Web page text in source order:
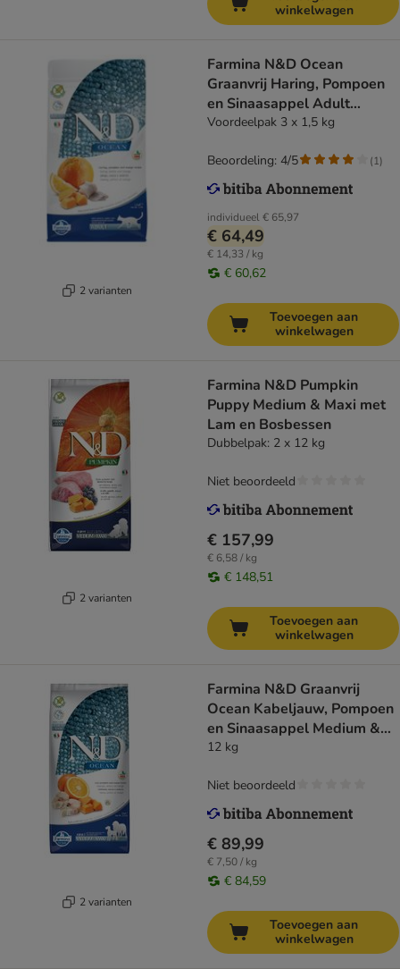
winkelwagen
2 varianten
Farmina N&D Ocean
Graanvrij Haring, Pompoen
en Sinaasappel Adult
Kattenvoer
Voordeelpak 3 x 1,5 kg
individueel€ 65,97
€ 64,49
€ 14,33 / kg
€ 60,62
Beoordeling: 4/5 (1)
Toevoegen aan
winkelwagen
2 varianten
Farmina N&D Pumpkin
Puppy Medium & Maxi met
Lam en Bosbessen
Dubbelpak: 2 x 12 kg
€ 157,99
€ 6,58 / kg
€ 148,51
Niet beoordeeld
Toevoegen aan
winkelwagen
2 varianten
Farmina N&D Graanvrij
Ocean Kabeljauw, Pompoen
en Sinaasappel Medium &
Maxi Hondenvoer
12 kg
€ 89,99
€ 7,50 / kg
€ 84,59
Niet beoordeeld
Toevoegen aan
winkelwagen